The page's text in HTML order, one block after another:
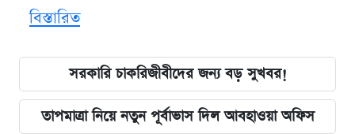
বিস্তারিত
সরকারি চাকরিজীবীদের জন্য বড় সুখবর!
তাপমাত্রা নিয়ে নতুন পূর্বাভাস দিল আবহাওয়া অফিস